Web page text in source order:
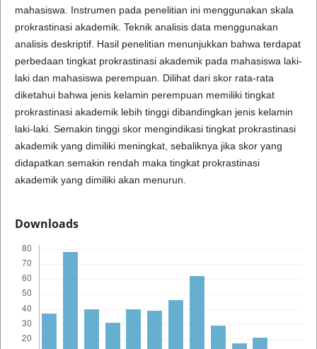
mahasiswa. Instrumen pada penelitian ini menggunakan skala
prokrastinasi akademik. Teknik analisis data menggunakan
analisis deskriptif. Hasil penelitian menunjukkan bahwa terdapat
perbedaan tingkat prokrastinasi akademik pada mahasiswa laki-
laki dan mahasiswa perempuan. Dilihat dari skor rata-rata
diketahui bahwa jenis kelamin perempuan memiliki tingkat
prokrastinasi akademik lebih tinggi dibandingkan jenis kelamin
laki-laki. Semakin tinggi skor mengindikasi tingkat prokrastinasi
akademik yang dimiliki meningkat, sebaliknya jika skor yang
didapatkan semakin rendah maka tingkat prokrastinasi
akademik yang dimiliki akan menurun.
Downloads